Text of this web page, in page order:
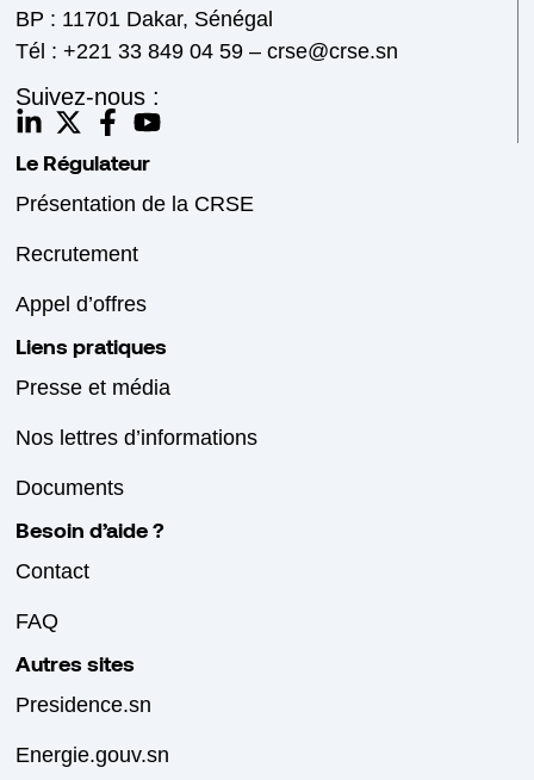
BP : 11701 Dakar, Sénégal
Tél : +221 33 849 04 59 – crse@crse.sn
Suivez-nous :
Le Régulateur
Présentation de la CRSE
Recrutement
Appel d’offres
Liens pratiques
Presse et média
Nos lettres d’informations
Documents
Besoin d’aide ?
Contact
FAQ
Autres sites
Presidence.sn
Energie.gouv.sn